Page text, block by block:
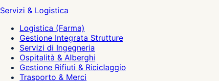
Servizi & Logistica
Logistica (Farma)
Gestione Integrata Strutture
Servizi di Ingegneria
Ospitalità & Alberghi
Gestione Rifiuti & Riciclaggio
Trasporto & Merci